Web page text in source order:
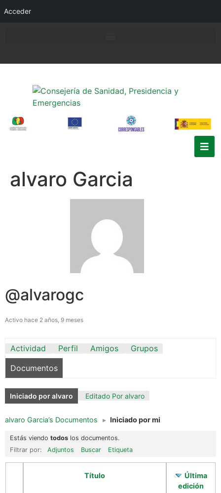
Acceder
alvaro Garcia
@alvarogc
Activo hace 2 años, 9 meses
Actividad Perfil Amigos
Grupos
Documentos
Iniciado por alvaro Editado Por alvaro
alvaro Garcia’s Documentos ▸ Iniciado por mi
Estás viendo todos los documentos.
Filtrar por:
Adjuntos Buscar Etiqueta
Título
Última
edición